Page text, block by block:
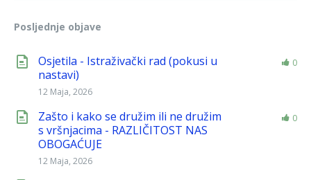
Posljednje objave
Osjetila - Istraživački rad (pokusi u
nastavi)
12 Maja, 2026
0
Zašto i kako se družim ili ne družim
s vršnjacima - RAZLIČITOST NAS
OBOGAĆUJE
12 Maja, 2026
0